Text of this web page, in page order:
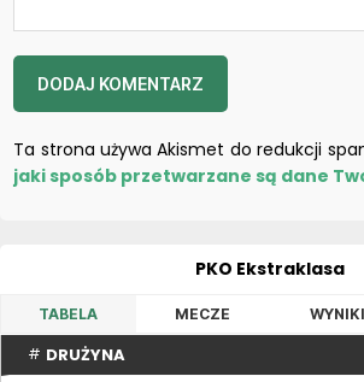
Ta strona używa Akismet do redukcji
jaki sposób przetwarzane są dane
PKO Ekstraklasa
TABELA MECZE WYNIKI
# DRUŻYNA